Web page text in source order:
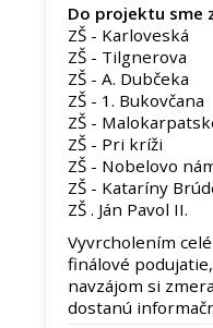
Do projektu sme
ZŠ - Karloveská
ZŠ - Tilgnerova
ZŠ - A. Dubčeka
ZŠ - 1. Bukovčana
ZŠ -
ZŠ - Pri kríži
ZŠ - Nobelovo
ZŠ - Kataríny
ZŠ . Ján Pavol II.
Vyvrcholením
finálové
navzájom si
dostanú